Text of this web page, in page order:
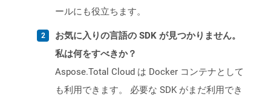
ールにも役立ちます。
お気に入りの言語の SDK が見つかりません。
私は何をすべきか？
Aspose.Total Cloud は Docker コンテナとして
も利用できます。 必要な SDK がまだ利用でき